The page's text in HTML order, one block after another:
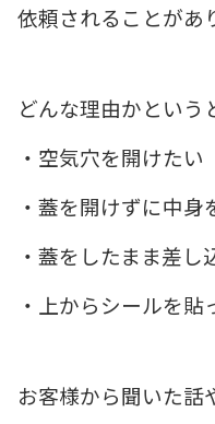
依頼されることがあ
どんな理由かという
・空気穴を開けたい
・蓋を開けずに中身
・蓋をしたまま差し
・上からシールを貼
お客様から聞いた話